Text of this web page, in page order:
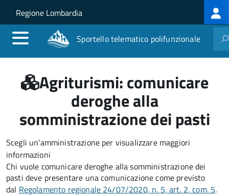
Salta al contenuto principale
Skip to site navigation
Regione Lombardia
Sportello telematico polifunzionale
Agriturismi: comunicare
deroghe alla
somministrazione dei pasti
Scegli un'amministrazione per visualizzare maggiori
informazioni
Chi vuole comunicare deroghe alla somministrazione dei
pasti deve presentare una comunicazione come previsto
dal Regolamento regionale 24/07/2020, n. 5, art. 2, com. 5.